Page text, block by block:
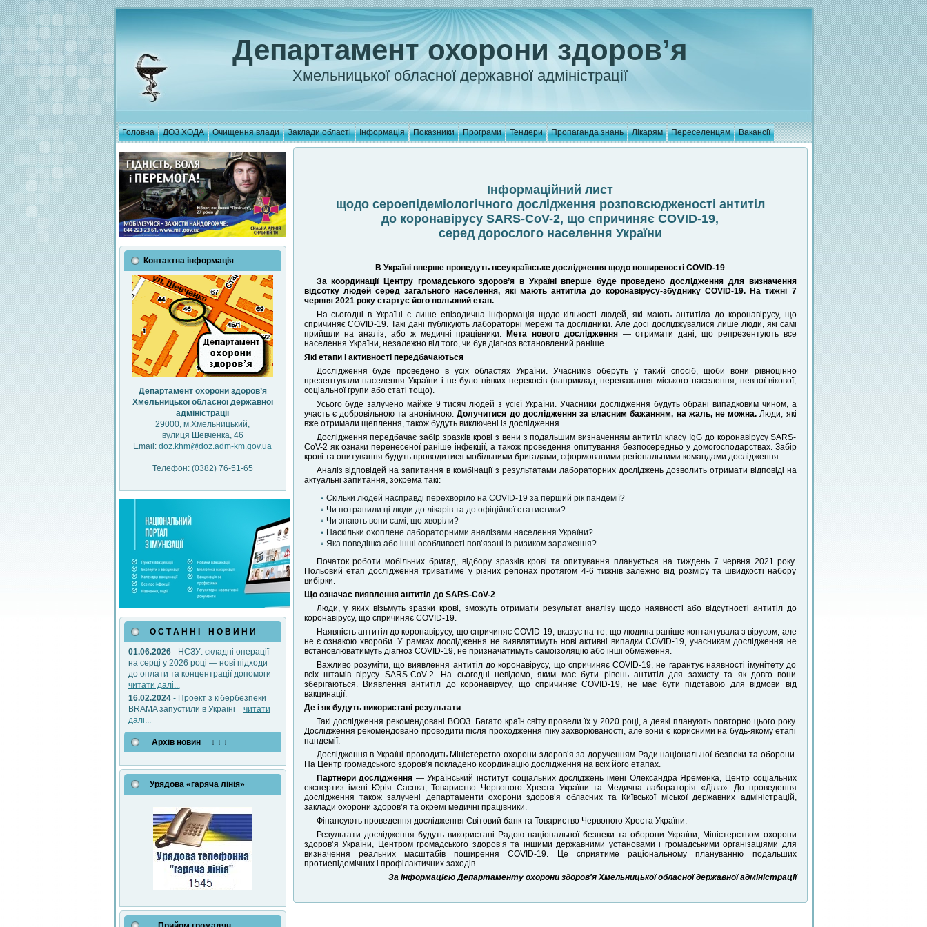
Департамент охорони здоров’я
Хмельницької обласної державної адміністрації
Головна ДОЗ ХОДА Очищення влади Заклади області Інформація Показники Програми Тендери Пропаганда знань Лікарям Переселенцям Вакансії
Контактна інформація
Департамент охорони здоров’я
Хмельницької обласної державної
адміністрації
29000, м.Хмельницький,
вулиця Шевченка, 46
Email: doz.khm@doz.adm-km.gov.ua
Телефон: (0382) 76-51-65
О С Т А Н Н І Н О В И Н И
01.06.2026- НСЗУ: складні операції
на серці у 2026 році — нові підходи
до оплати та концентрації допомоги
читати далі...
16.02.2024- Проект з кібербезпеки
BRAMA запустили в Україні читати
далі...
Архів новин ↓ ↓ ↓
Урядова «гаряча лінія»
Інформаційний лист
щодо сероепідеміологічного дослідження розповсюдженості антитіл
до коронавірусу SARS-CoV-2, що спричиняє COVID-19,
серед дорослого населення України
В Україні вперше проведуть всеукраїнське дослідження щодо поширеності COVID-19
За координації Центру громадського здоров’я в Україні вперше буде проведено дослідження для визначення
відсотку людей серед загального населення, які мають антитіла до коронавірусу-збуднику COVID-19. На тижні 7
червня 2021 року стартує його польовий етап.
На сьогодні в Україні є лише епізодична інформація щодо кількості людей, які мають антитіла до коронавірусу, що
спричиняє COVID-19. Такі дані публікують лабораторні мережі та дослідники. Але досі досліджувалися лише люди, які самі
прийшли на аналіз, або ж медичні працівники.
Мета нового дослідження— отримати дані, що репрезентують все
населення України, незалежно від того, чи був діагноз встановлений раніше.
Які етапи і активності передбачаються
Дослідження буде проведено в усіх областях України. Учасників оберуть у такий спосіб, щоби вони рівноцінно
презентували населення України і не було ніяких перекосів (наприклад, переважання міського населення, певної вікової,
соціальної групи або статі тощо).
Усього буде залучено майже 9 тисяч людей з усієї України. Учасники дослідження будуть обрані випадковим чином, а
участь є добровільною та анонімною.Долучитися до дослідження за власним бажанням, на жаль, не можна. Люди, які
вже отримали щеплення, також будуть виключені із дослідження.
Дослідження передбачає забір зразків крові з вени з подальшим визначенням антитіл класу IgG до коронавірусу SARS-
CoV-2 як ознаки перенесеної раніше інфекції, а також проведення опитування безпосередньо у домогосподарствах. Забір
крові та опитування будуть проводитися мобільними бригадами, сформованими регіональними командами дослідження.
Аналіз відповідей на запитання в комбінації з результатами лабораторних досліджень дозволить отримати відповіді на
актуальні запитання, зокрема такі:
Скільки людей насправді перехворіло на COVID-19 за перший рік пандемії?
Чи потрапили ці люди до лікарів та до офіційної статистики?
Чи знають вони самі, що хворіли?
Наскільки охоплене лабораторними аналізами населення України?
Яка поведінка або інші особливості пов’язані із ризиком зараження?
Початок роботи мобільних бригад, відбору зразків крові та опитування планується на тиждень 7 червня 2021 року.
Польовий етап дослідження триватиме у різних регіонах протягом 4-6 тижнів залежно від розміру та швидкості набору
вибірки.
Що означає виявлення антитіл до SARS-CoV-2
Люди, у яких візьмуть зразки крові, зможуть отримати результат аналізу щодо наявності або відсутності антитіл до
коронавірусу, що спричиняє COVID-19.
Наявність антитіл до коронавірусу, що спричиняє COVID-19, вказує на те, що людина раніше контактувала з вірусом, але
не є ознакою хвороби. У рамках дослідження не виявлятимуть нові активні випадки COVID-19, учасникам дослідження не
встановлюватимуть діагноз COVID-19, не призначатимуть самоізоляцію або інші обмеження.
Важливо розуміти, що виявлення антитіл до коронавірусу, що спричиняє COVID-19, не гарантує наявності імунітету до
всіх штамів вірусу SARS-CoV-2. На сьогодні невідомо, яким має бути рівень антитіл для захисту та як довго вони
зберігаються. Виявлення антитіл до коронавірусу, що спричиняє COVID-19, не має бути підставою для відмови від
вакцинації.
Де і як будуть використані результати
Такі дослідження рекомендовані ВООЗ. Багато країн світу провели їх у 2020 році, а деякі планують повторно цього року.
Дослідження рекомендовано проводити після проходження піку захворюваності, але вони є корисними на будь-якому етапі
пандемії.
Дослідження в Україні проводить Міністерство охорони здоров’я за дорученням Ради національної безпеки та оборони.
На Центр громадського здоров’я покладено координацію дослідження на всіх його етапах.
Партнери дослідження — Український інститут соціальних досліджень імені Олександра Яременка, Центр соціальних
експертиз імені Юрія Саєнка, Товариство Червоного Хреста України та Медична лабораторія «Діла». До проведення
дослідження також залучені департаменти охорони здоров’я обласних та Київської міської державних адміністрацій,
заклади охорони здоров’я та окремі медичні працівники.
Фінансують проведення дослідження Світовий банк та Товариство Червоного Хреста України.
Результати дослідження будуть використані Радою національної безпеки та оборони України, Міністерством охорони
здоров’я України, Центром громадського здоров’я та іншими державними установами і громадськими організаціями для
визначення реальних масштабів поширення COVID-19. Це сприятиме раціональному плануванню подальших
протиепідемічних і профілактичних заходів.
За інформацією Департаменту охорони здоров'я Хмельницької обласної державної адміністрації